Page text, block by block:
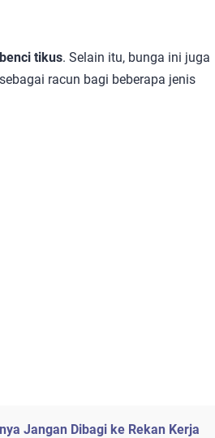
tikus. Selain itu, bunga ini juga
racun bagi beberapa jenis
Jangan Dibagi ke Rekan Kerja